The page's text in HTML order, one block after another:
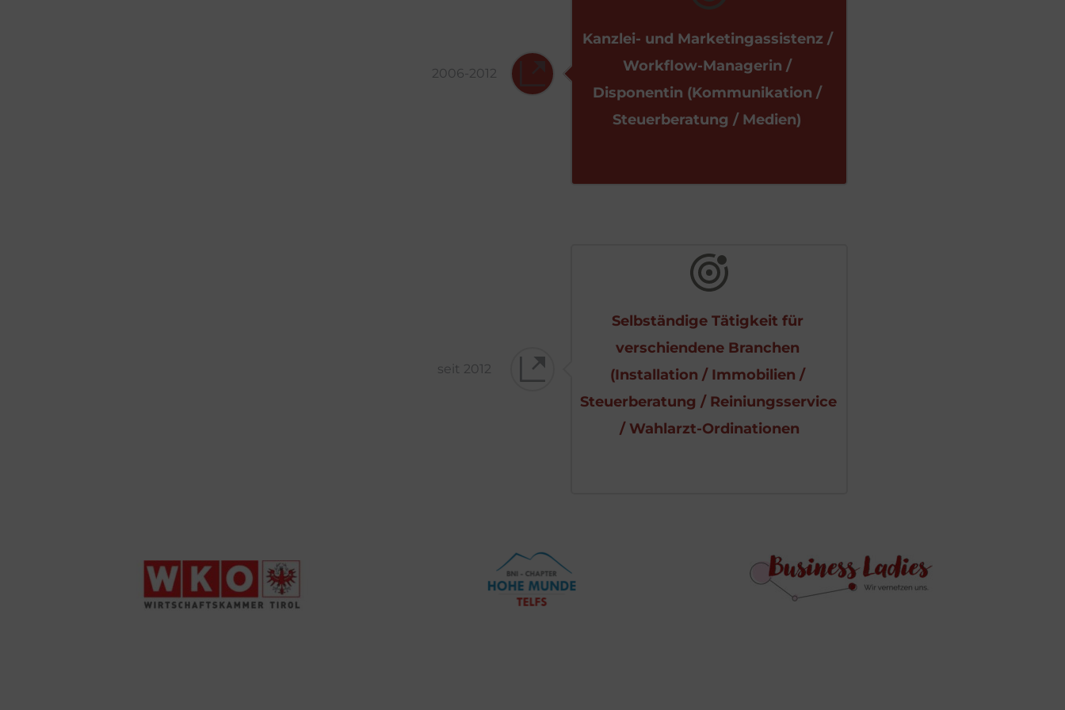
2006-2012
Kanzlei- und Marketingassistenz /
Workflow-Managerin /
Disponentin (Kommunikation /
Steuerberatung / Medien)
seit 2012
Selbständige Tätigkeit für
verschiendene Branchen
(Installation / Immobilien /
Steuerberatung / Reiniungsservice
/ Wahlarzt-Ordinationen